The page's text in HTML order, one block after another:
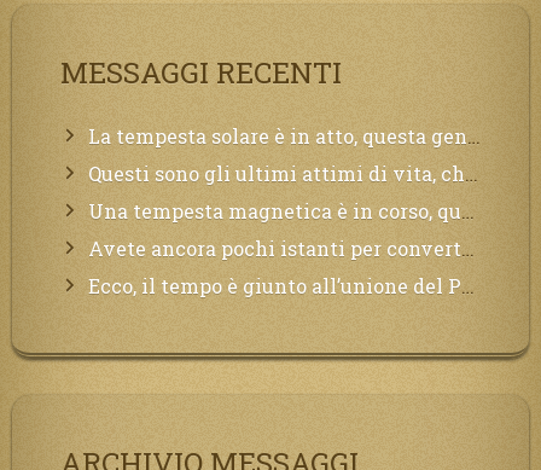
MESSAGGI RECENTI
La tempesta solare è in atto, questa generazione soffrirà molto, la Terra arderà, l’acqua sarà contaminata, il cibo non sarà più nelle vostre mense.
Questi sono gli ultimi attimi di vita, chi si vuole salvare Mi chiami in suo aiuto.
Una tempesta magnetica è in corso, questa generazione patirà. Il black out non tarderà ad arrivare e tutta la Terra sarà oscurata.
Avete ancora pochi istanti per convertirvi, non perdete tempo, la sciagura arriverà all’improvviso e per chi non si sarà preparato saranno dolori.
Ecco, il tempo è giunto all’unione del Padre con il figlio, non avete che da attendere pochissimo.